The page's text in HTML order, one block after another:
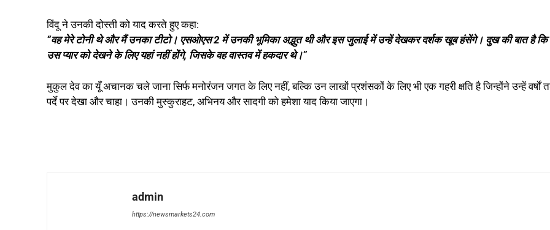
विंदू ने उनकी दोस्ती को याद करते हुए कहा:
“वह मेरे टोनी थे और मैं उनका टीटो। एसओएस 2 में उनकी भूमिका अद्भुत थी और इस जुलाई में उन्हें देखकर दर्शक खूब हंसेंगे। दुख की बात है कि
उस प्यार को देखने के लिए यहां नहीं होंगे, जिसके वह वास्तव में हकदार थे।”
मुकुल देव का यूँ अचानक चले जाना सिर्फ मनोरंजन जगत के लिए नहीं, बल्कि उन लाखों प्रशंसकों के लिए भी एक गहरी क्षति है जिन्होंने उन्हें वर्षों
पर्दे पर देखा और चाहा। उनकी मुस्कुराहट, अभिनय और सादगी को हमेशा याद किया जाएगा।
admin
https://newsmarkets24.com